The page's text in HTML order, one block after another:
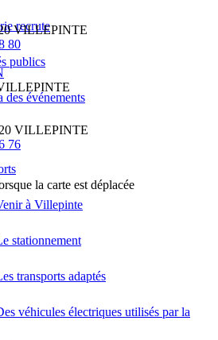
recrute
publics
des événements
à Villepinte
stationnement
transports adaptés
véhicules électriques utilisés par la
VILLEPINTE
80
VILLEPINTE
76
VILLEPINTE
11
VILLEPINTE
93420 VILLEPINTE
la carte est déplacée